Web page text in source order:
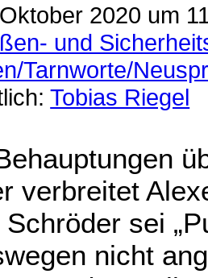
2020 um
und
Tarnworte/
Tobias Riegel
verbreitet
sei
nicht